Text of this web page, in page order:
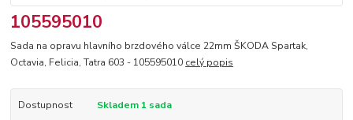
105595010
Sada na opravu hlavního brzdového válce 22mm ŠKODA Spartak,
Octavia, Felicia, Tatra 603 - 105595010 celý popis
Dostupnost
Skladem 1 sada